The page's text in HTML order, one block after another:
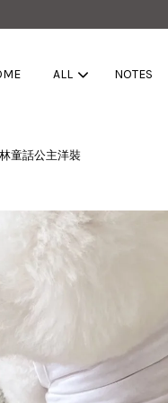
ALL NOTES
童話公主洋裝